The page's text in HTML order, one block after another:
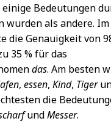
einige Bedeutungen
wurden als andere.
die Genauigkeit von
35 % für das
das. Am besten
, essen, Kind, Tiger
die
undMesser.